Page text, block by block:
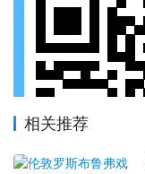
相关推荐